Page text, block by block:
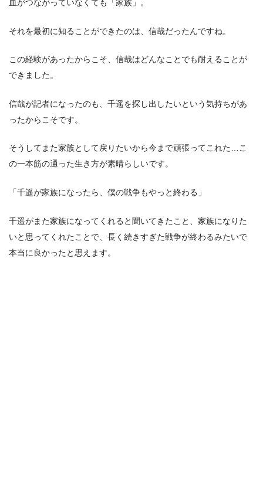
血がつながっていなくても「家族」。
それを最初に知ることができたのは、信哉だったんですね。
この経験があったからこそ、信哉はどんなことでも耐えることが
できました。
信哉が記者になったのも、千遥を探し出したいという気持ちがあ
ったからこそです。
そうしてまた家族として戻りたいから今まで頑張ってこれた…こ
の一本筋の通った生き方が素晴らしいです。
「千遥が家族になったら、僕の戦争もやっと終わる」
千遥がまた家族になってくれると聞いてきたこと、家族になりた
いと思ってくれたことで、長く続きすぎた戦争が終わるみたいで
本当に良かったと思えます。